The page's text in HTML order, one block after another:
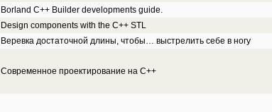
Borland C++ Builder developments guide.
Design components with the C++ STL
Веревка достаточной длины, чтобы… выстрелить себе в ногу
Современное проектирование на С++